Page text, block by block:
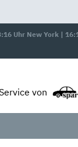
Uhr New York |
von